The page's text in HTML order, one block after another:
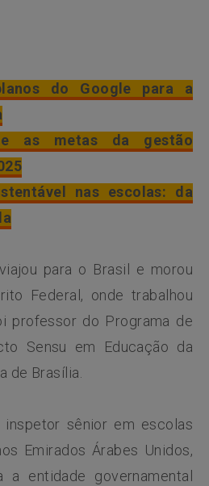
do Google para a
as metas da gestão
nas escolas: da
para o Brasil e morou
Federal, onde trabalhou
professor do Programa de
Sensu em Educação da
de Brasília.
sênior em escolas
Emirados Árabes Unidos,
a entidade governamental